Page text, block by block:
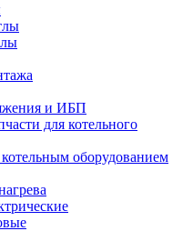
и ИБП
для котельного
оборудованием